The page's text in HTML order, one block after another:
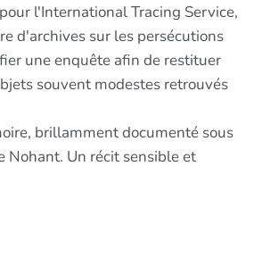
l'International Tracing Service,
d'archives sur les persécutions
une enquête afin de restituer
souvent modestes retrouvés
brillamment documenté sous
Nohant. Un récit sensible et